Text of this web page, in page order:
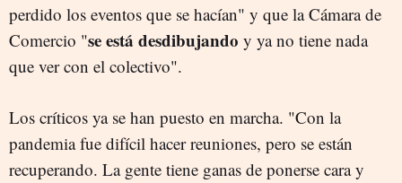
perdido los eventos que se hacían" y que la Cámara de
Comercio "se está desdibujando y ya no tiene nada
que ver con el colectivo".
Los críticos ya se han puesto en marcha. "Con la
pandemia fue difícil hacer reuniones, pero se están
recuperando. La gente tiene ganas de ponerse cara y